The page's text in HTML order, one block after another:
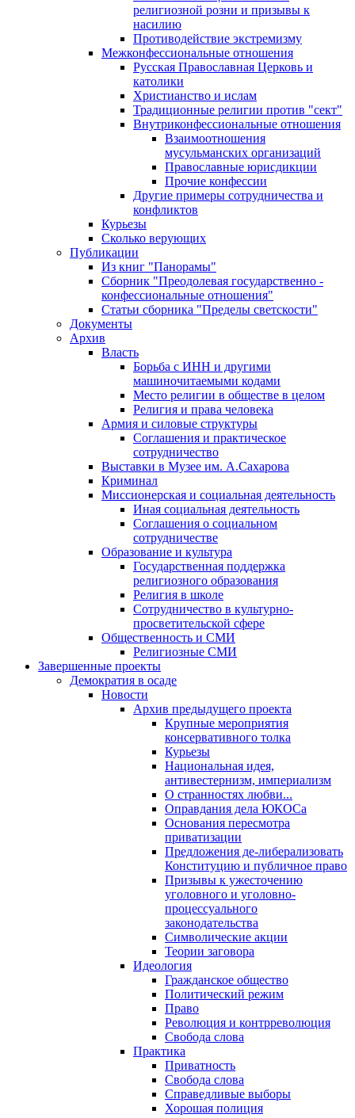
религиозной розни и призывы к
насилию
Противодействие экстремизму
Межконфессиональные отношения
Русская Православная Церковь и
католики
Христианство и ислам
Традиционные религии против "сект"
Внутриконфессиональные отношения
Взаимоотношения
мусульманских организаций
Православные юрисдикции
Прочие конфессии
Другие примеры сотрудничества и
конфликтов
Курьезы
Сколько верующих
Публикации
Из книг "Панорамы"
Сборник "Преодолевая государственно -
конфессиональные отношения"
Статьи сборника "Пределы светскости"
Документы
Архив
Власть
Борьба с ИНН и другими
машиночитаемыми кодами
Место религии в обществе в целом
Религия и права человека
Армия и силовые структуры
Соглашения и практическое
сотрудничество
Выставки в Музее им. А.Сахарова
Криминал
Миссионерская и социальная деятельность
Иная социальная деятельность
Соглашения о социальном
сотрудничестве
Образование и культура
Государственная поддержка
религиозного образования
Религия в школе
Сотрудничество в культурно-
просветительской сфере
Общественность и СМИ
Религиозные СМИ
Завершенные проекты
Демократия в осаде
Новости
Архив предыдущего проекта
Крупные мероприятия
консервативного толка
Курьезы
Национальная идея,
антивестернизм, империализм
О странностях любви...
Оправдания дела ЮКОСа
Основания пересмотра
приватизации
Предложения де-либерализовать
Конституцию и публичное право
Призывы к ужесточению
уголовного и уголовно-
процессуального
законодательства
Символические акции
Теории заговора
Идеология
Гражданское общество
Политический режим
Право
Революция и контрреволюция
Свобода слова
Практика
Приватность
Свобода слова
Справедливые выборы
Хорошая полиция